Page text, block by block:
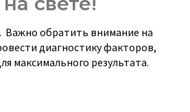
Важно обратить внимание на
диагностику факторов,
максимального результата.